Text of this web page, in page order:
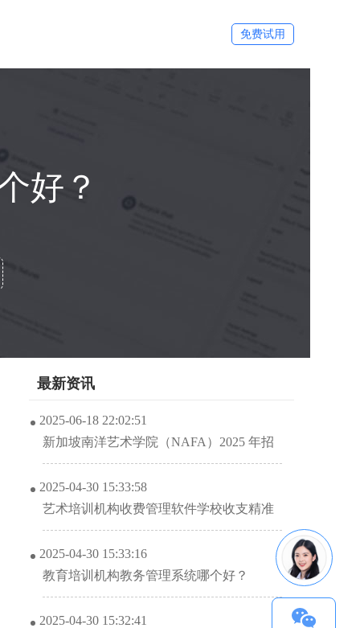
免费试用
好？
最新资讯
2025-06-18 22:02:51
新加坡南洋艺术学院（NAFA）2025 年招
2025-04-30 15:33:58
艺术培训机构收费管理软件学校收支精准
2025-04-30 15:33:16
教育培训机构教务管理系统哪个好？
2025-04-30 15:32:41